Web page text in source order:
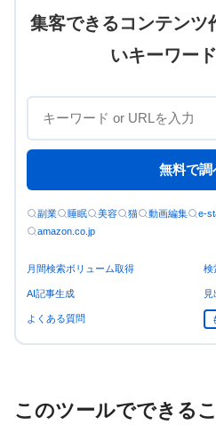
集客できるコンテンツ
いキーワー
無料で調
副業 睡眠 美容 猫 動画編集 e-
amazon.co.jp
月間検索ボリューム取得 検
AI記事生成
よくある質問
このツールでできる